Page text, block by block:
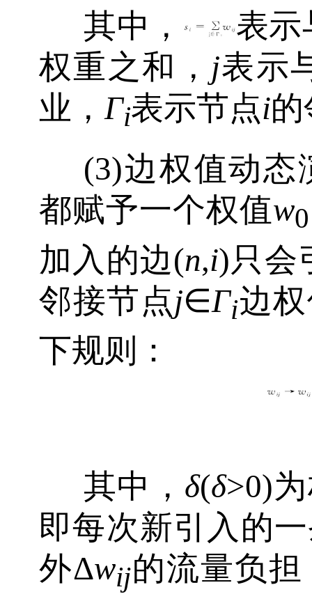
其中，
表示
权重之和， j表示
业， Γi表示节点i
(3)边权值动态
都赋予一个权值w0
加入的边(n,i)只会
邻接节点j∈Γi边
下规则：
其中， δ(δ>0)
即每次新引入的
外Δwij的流量负